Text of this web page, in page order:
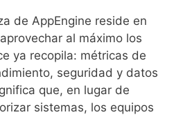
de AppEngine reside en
al máximo los
ya recopila: métricas de
seguridad y datos
que, en lugar de
sistemas, los equipos